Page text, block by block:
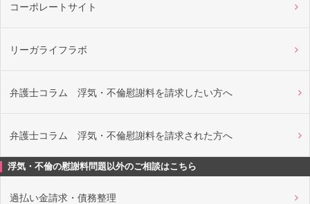
コーポレートサイト
リーガライフラボ
弁護士コラム 浮気・不倫慰謝料を請求したい方へ
弁護士コラム 浮気・不倫慰謝料を請求された方へ
浮気・不倫の慰謝料問題以外のご相談はこちら
過払い金請求・債務整理